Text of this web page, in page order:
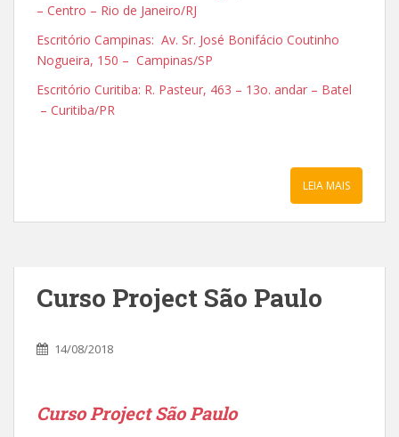
– Centro – Rio de Janeiro/RJ
Escritório Campinas: Av. Sr. José Bonifácio Coutinho
Nogueira, 150 – Campinas/SP
Escritório Curitiba: R. Pasteur, 463 – 13o. andar – Batel
– Curitiba/PR
LEIA MAIS
Curso Project São Paulo
14/08/2018
Curso Project São Paulo